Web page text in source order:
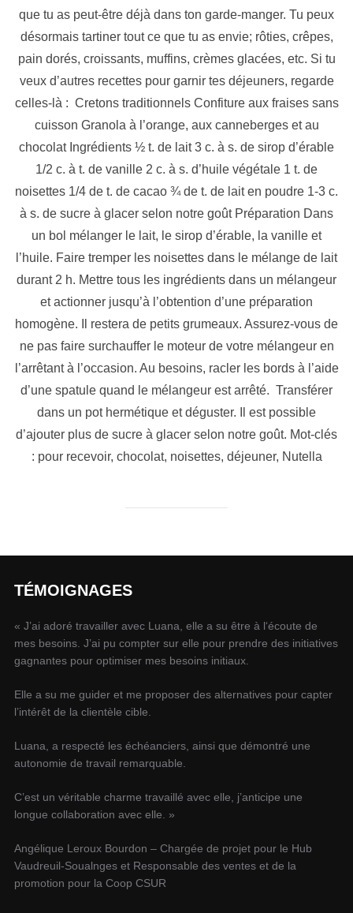
que tu as peut-être déjà dans ton garde-manger. Tu peux
désormais tartiner tout ce que tu as envie; rôties, crêpes,
pain dorés, croissants, muffins, crèmes glacées, etc. Si tu
veux d’autres recettes pour garnir tes déjeuners, regarde
celles-là : Cretons traditionnels Confiture aux fraises sans
cuisson Granola à l’orange, aux canneberges et au
chocolat Ingrédients ½ t. de lait 3 c. à s. de sirop d’érable
1/2 c. à t. de vanille 2 c. à s. d’huile végétale 1 t. de
noisettes 1/4 de t. de cacao ¾ de t. de lait en poudre 1-3 c.
à s. de sucre à glacer selon notre goût Préparation Dans
un bol mélanger le lait, le sirop d’érable, la vanille et
l’huile. Faire tremper les noisettes dans le mélange de lait
durant 2 h. Mettre tous les ingrédients dans un mélangeur
et actionner jusqu’à l’obtention d’une préparation
homogène. Il restera de petits grumeaux. Assurez-vous de
ne pas faire surchauffer le moteur de votre mélangeur en
l’arrêtant à l’occasion. Au besoins, racler les bords à l’aide
d’une spatule quand le mélangeur est arrêté. Transférer
dans un pot hermétique et déguster. Il est possible
d’ajouter plus de sucre à glacer selon notre goût. Mot-clés
: pour recevoir, chocolat, noisettes, déjeuner, Nutella
TÉMOIGNAGES
« J’ai adoré travailler avec Luana, elle a su être à l‘écoute de
mes besoins. J’ai pu compter sur elle pour prendre des initiatives
gagnantes pour optimiser mes besoins initiaux.
Elle a su me guider et me proposer des alternatives pour capter
l’intérêt de la clientèle cible.
Luana, a respecté les échéanciers, ainsi que démontré une
autonomie de travail remarquable.
C’est un véritable charme travaillé avec elle, j’anticipe une
longue collaboration avec elle. »
Angélique Leroux Bourdon – Chargée de projet pour le Hub
Vaudreuil-Soualnges et Responsable des ventes et de la
promotion pour la Coop CSUR